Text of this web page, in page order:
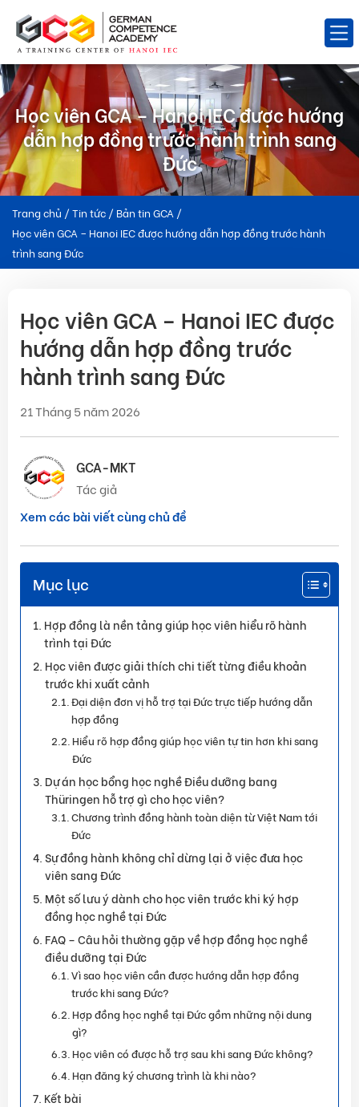
Học viên GCA – Hanoi IEC được hướng
dẫn hợp đồng trước hành trình sang
Đức
Trang chủ /Tin tức / Bản tin GCA /
Học viên GCA – Hanoi IEC được hướng dẫn hợp đồng trước hành
trình sang Đức
Học viên GCA – Hanoi IEC được
hướng dẫn hợp đồng trước
hành trình sang Đức
21 Tháng 5 năm 2026
GCA-MKT
Tác giả
Xem các bài viết cùng chủ đề
Mục lục
Hợp đồng là nền tảng giúp học viên hiểu rõ hành
trình tại Đức
Học viên được giải thích chi tiết từng điều khoản
trước khi xuất cảnh
Đại diện đơn vị hỗ trợ tại Đức trực tiếp hướng dẫn
hợp đồng
Hiểu rõ hợp đồng giúp học viên tự tin hơn khi sang
Đức
Dự án học bổng học nghề Điều dưỡng bang
Thüringen hỗ trợ gì cho học viên?
Chương trình đồng hành toàn diện từ Việt Nam tới
Đức
Sự đồng hành không chỉ dừng lại ở việc đưa học
viên sang Đức
Một số lưu ý dành cho học viên trước khi ký hợp
đồng học nghề tại Đức
FAQ – Câu hỏi thường gặp về hợp đồng học nghề
điều dưỡng tại Đức
Vì sao học viên cần được hướng dẫn hợp đồng
trước khi sang Đức?
Hợp đồng học nghề tại Đức gồm những nội dung
gì?
Học viên có được hỗ trợ sau khi sang Đức không?
Hạn đăng ký chương trình là khi nào?
Kết bài